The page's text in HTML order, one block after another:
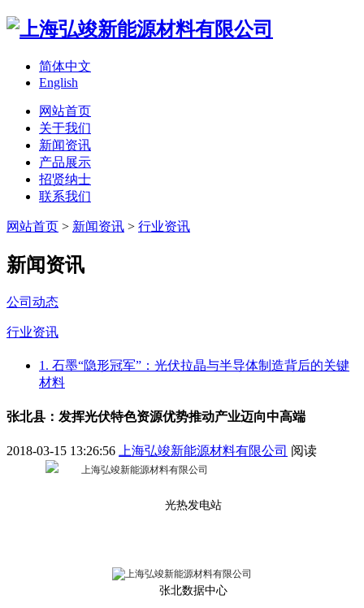
简体中文
English
网站首页
关于我们
新闻资讯
产品展示
招贤纳士
联系我们
网站首页 > 新闻资讯 > 行业资讯
新闻资讯
公司动态
行业资讯
1. 石墨“隐形冠军”：光伏拉晶与半导体制造背后的关键
材料
张北县：发挥光伏特色资源优势推动产业迈向中高端
2018-03-15 13:26:56 上海弘竣新能源材料有限公司 阅读
光热发电站
张北数据中心